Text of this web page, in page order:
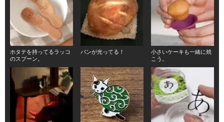
ホタテを持ってるラッコ
のスプーン。
パンが光ってる！
小さいケーキも一緒に焼
こう。